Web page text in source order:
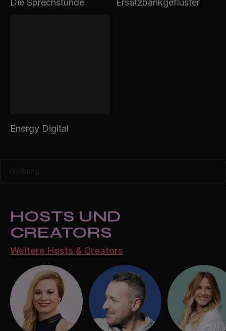
Die Sprechstunde Ersatzbankgeflüster
Energy Digital
Werbung
HOSTS UND
CREATORS
Weitere Hosts & Creators